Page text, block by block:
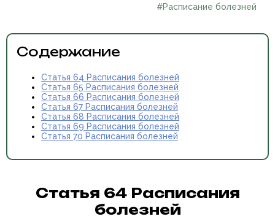
#Расписание болезней
Содержание
Статья 64 Расписания болезней
Статья 65 Расписания болезней
Статья 66 Расписания болезней
Статья 67 Расписания болезней
Статья 68 Расписания болезней
Статья 69 Расписания болезней
Статья 70 Расписания болезней
Статья 64 Расписания
болезней